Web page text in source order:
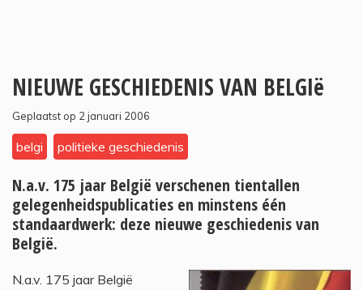
NIEUWE GESCHIEDENIS VAN BELGIë
Geplaatst op 2 januari 2006
belgi politieke geschiedenis
N.a.v. 175 jaar België verschenen tientallen
gelegenheidspublicaties en minstens één
standaardwerk: deze nieuwe geschiedenis van
België.
N.a.v. 175 jaar België